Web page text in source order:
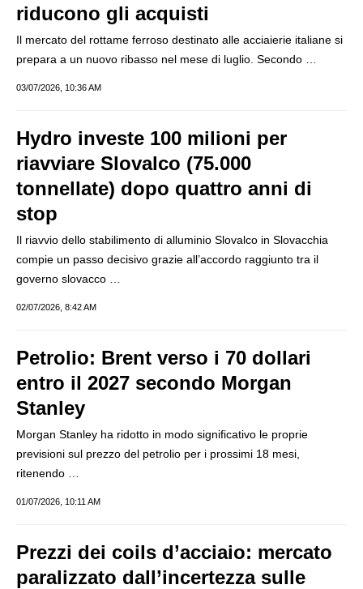
riducono gli acquisti
Il mercato del rottame ferroso destinato alle acciaierie italiane si
prepara a un nuovo ribasso nel mese di luglio. Secondo …
03/07/2026, 10:36 AM
Hydro investe 100 milioni per
riavviare Slovalco (75.000
tonnellate) dopo quattro anni di
stop
Il riavvio dello stabilimento di alluminio Slovalco in Slovacchia
compie un passo decisivo grazie all’accordo raggiunto tra il
governo slovacco …
02/07/2026, 8:42 AM
Petrolio: Brent verso i 70 dollari
entro il 2027 secondo Morgan
Stanley
Morgan Stanley ha ridotto in modo significativo le proprie
previsioni sul prezzo del petrolio per i prossimi 18 mesi,
ritenendo …
01/07/2026, 10:11 AM
Prezzi dei coils d’acciaio: mercato
paralizzato dall’incertezza sulle